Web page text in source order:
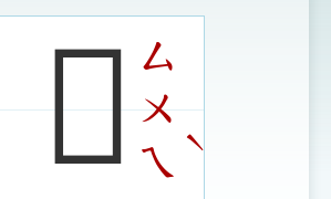
示
𤑾ㄙ
ㄨ
ㄟ
ˋ